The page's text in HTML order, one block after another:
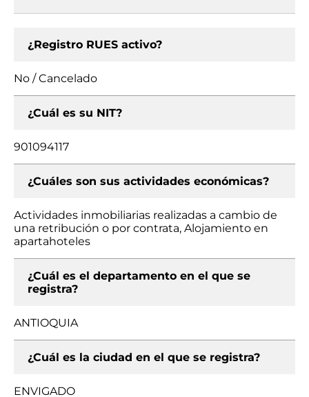
¿Registro RUES activo?
No / Cancelado
¿Cuál es su NIT?
901094117
¿Cuáles son sus actividades económicas?
Actividades inmobiliarias realizadas a cambio de
una retribución o por contrata, Alojamiento en
apartahoteles
¿Cuál es el departamento en el que se
registra?
ANTIOQUIA
¿Cuál es la ciudad en el que se registra?
ENVIGADO